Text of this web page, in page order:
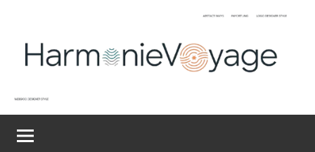
Harmonievoyage
du